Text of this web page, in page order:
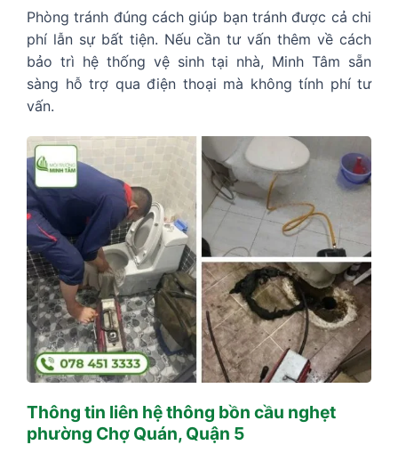
Phòng tránh đúng cách giúp bạn tránh được cả chi
phí lẫn sự bất tiện. Nếu cần tư vấn thêm về cách
bảo trì hệ thống vệ sinh tại nhà, Minh Tâm sẵn
sàng hỗ trợ qua điện thoại mà không tính phí tư
vấn.
Thông tin liên hệ thông bồn cầu nghẹt
phường Chợ Quán, Quận 5